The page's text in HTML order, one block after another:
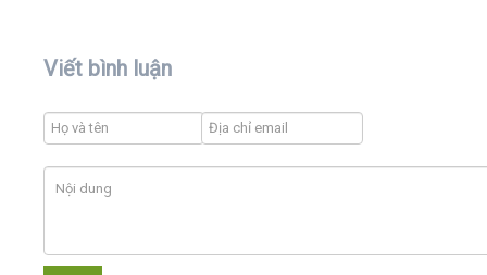
Viết bình luận